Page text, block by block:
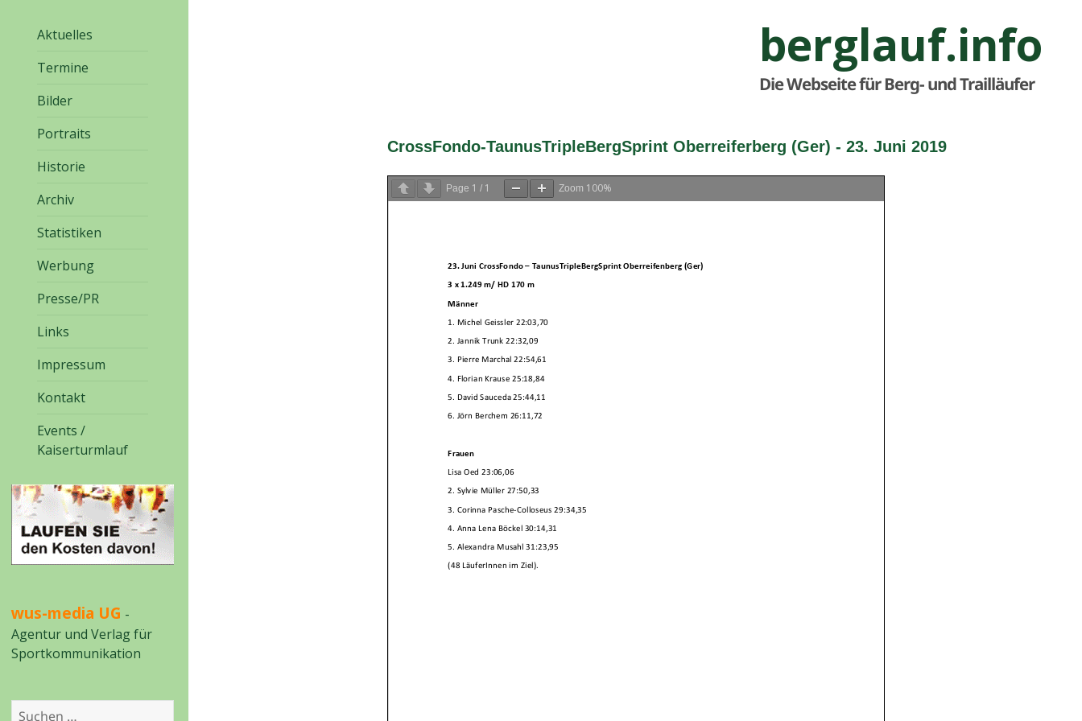
berglauf.info
Die Webseite für Berg- und Trailläufer
Aktuelles
Termine
Bilder
Portraits
Historie
Archiv
Statistiken
Werbung
Presse/PR
Links
Impressum
Kontakt
Events /
Kaiserturmlauf
wus-media UG -
Agentur und Verlag für
Sportkommunikation
Suchen
CrossFondo-TaunusTripleBergSprint Oberreiferberg (Ger) - 23. Juni 2019
Page 1 / 1 Zoom 100%